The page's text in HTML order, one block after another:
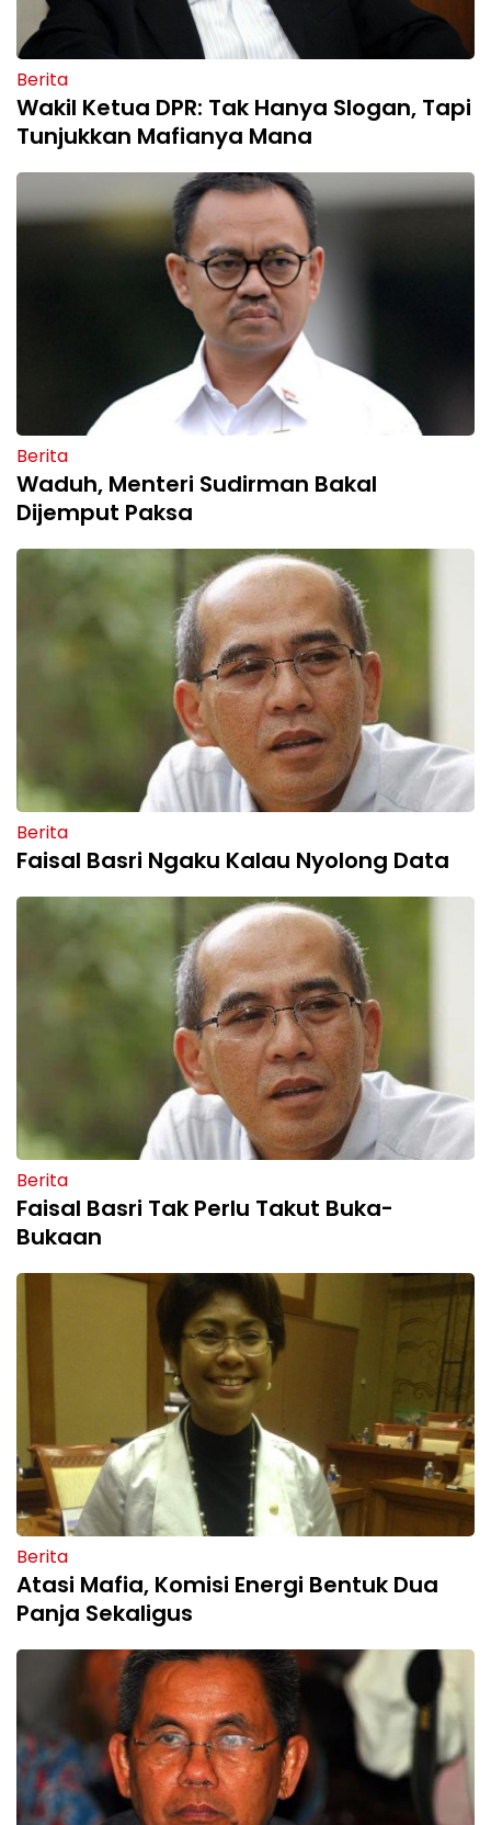
Berita
Wakil Ketua DPR: Tak Hanya Slogan, Tapi
Tunjukkan Mafianya Mana
Berita
Waduh, Menteri Sudirman Bakal
Dijemput Paksa
Berita
Faisal Basri Ngaku Kalau Nyolong Data
Berita
Faisal Basri Tak Perlu Takut Buka-
Bukaan
Berita
Atasi Mafia, Komisi Energi Bentuk Dua
Panja Sekaligus